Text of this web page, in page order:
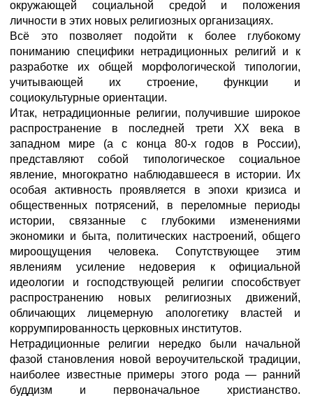
окружающей социальной средой и положения
личности в этих новых религиозных организациях.
Всё это позволяет подойти к более глубокому
пониманию специфики нетрадиционных религий и к
разработке их общей морфологической типологии,
учитывающей их строение, функции и
социокультурные ориентации.
Итак, нетрадиционные религии, получившие широкое
распространение в последней трети XX века в
западном мире (а с конца 80-х годов в России),
представляют собой типологическое социальное
явление, многократно наблюдавшееся в истории. Их
особая активность проявляется в эпохи кризиса и
общественных потрясений, в переломные периоды
истории, связанные с глубокими изменениями
экономики и быта, политических настроений, общего
мироощущения человека. Сопутствующее этим
явлениям усиление недоверия к официальной
идеологии и господствующей религии способствует
распространению новых религиозных движений,
обличающих лицемерную апологетику властей и
коррумпированность церковных институтов.
Нетрадиционные религии нередко были начальной
фазой становления новой вероучительской традиции,
наиболее известные примеры этого рода — ранний
буддизм и первоначальное христианство.